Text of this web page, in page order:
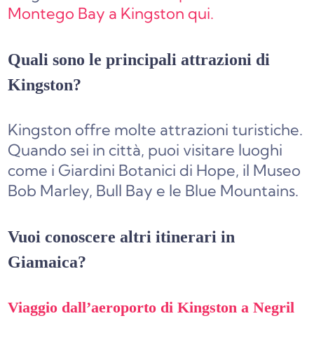
Montego Bay a Kingston qui.
Quali sono le principali attrazioni di
Kingston?
Kingston offre molte attrazioni turistiche.
Quando sei in città, puoi visitare luoghi
come i Giardini Botanici di Hope, il Museo
Bob Marley, Bull Bay e le Blue Mountains.
Vuoi conoscere altri itinerari in
Giamaica?
Viaggio dall’aeroporto di Kingston a Negril